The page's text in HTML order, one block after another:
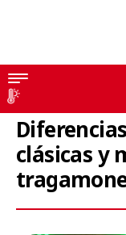
Juego
clásicas y